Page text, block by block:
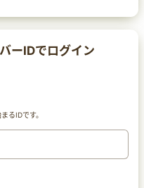
ーIDでログイン
るIDです。